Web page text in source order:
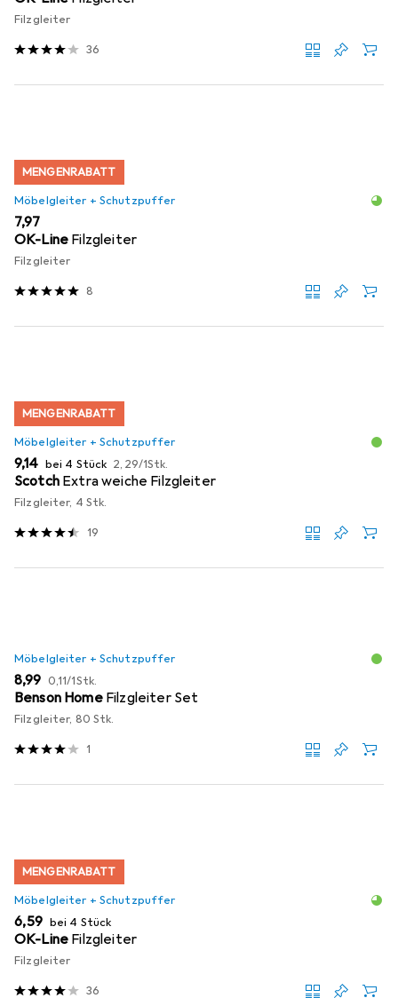
Filzgleiter
36
MENGENRABATT
Möbelgleiter + Schutzpuffer
EUR
7,97
OK-Line Filzgleiter
Filzgleiter
8
MENGENRABATT
Möbelgleiter + Schutzpuffer
EUR
9,14 bei 4 Stück EUR
2,29/1Stk.
Scotch Extra weiche Filzgleiter
Filzgleiter, 4 Stk.
19
Möbelgleiter + Schutzpuffer
EUR
8,99 EUR
0,11/1Stk.
Benson Home Filzgleiter Set
Filzgleiter, 80 Stk.
1
MENGENRABATT
Möbelgleiter + Schutzpuffer
EUR
6,59 bei 4 Stück
OK-Line Filzgleiter
Filzgleiter
36